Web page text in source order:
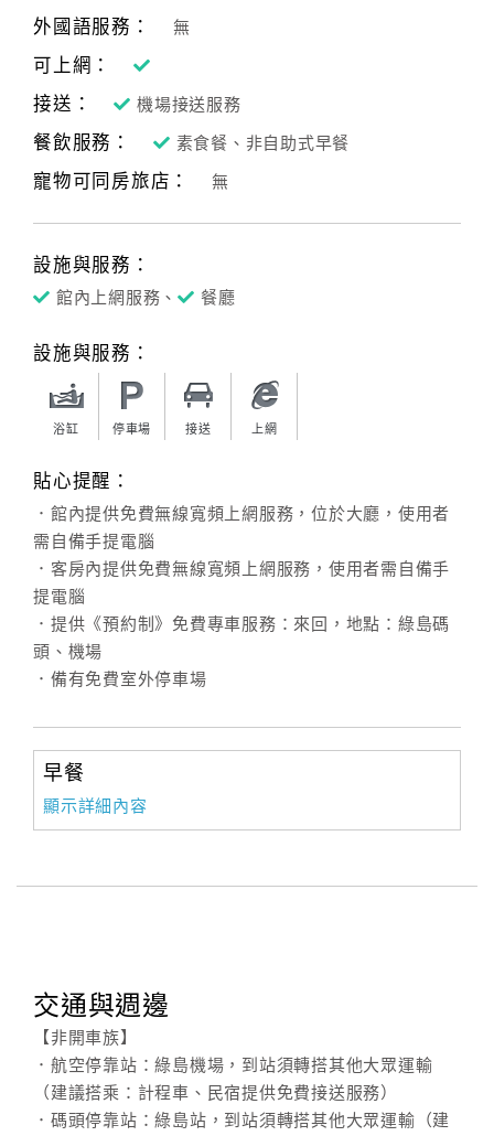
會
員
戶
客
絡
單
服
查
Q&A
請
外國語服務： 無
可上網：
接送：
機場接送服務
餐飲服務： 素食餐、非自助式早餐
寵物可同房旅店： 無
設施與服務：
館內上網服務、 餐廳
設施與服務：
浴缸 停車場 接送 上網
貼心提醒：
．館內提供免費無線寬頻上網服務，位於大廳，使用者
需自備手提電腦
．客房內提供免費無線寬頻上網服務，使用者需自備手
提電腦
．提供《預約制》免費專車服務：來回，地點：綠島碼
頭、機場
．備有免費室外停車場
早餐
顯示詳細內容
交通與週邊
【非開車族】
．航空停靠站：綠島機場，到站須轉搭其他大眾運輸
（建議搭乘：計程車、民宿提供免費接送服務）
．碼頭停靠站：綠島站，到站須轉搭其他大眾運輸（建